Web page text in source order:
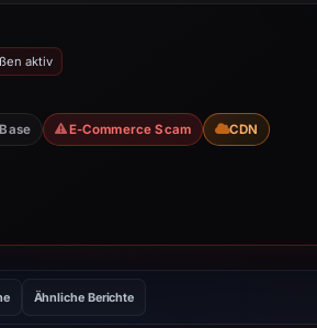
aktiv
Base E-Commerce Scam CDN
Ähnliche Berichte